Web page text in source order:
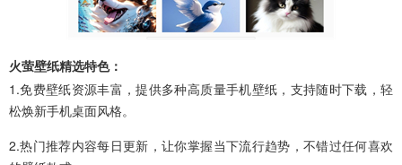
火萤壁纸精选特色：
1.免费壁纸资源丰富，提供多种高质量手机壁纸，支持随时下载，轻
松焕新手机桌面风格。
2.热门推荐内容每日更新，让你掌握当下流行趋势，不错过任何喜欢